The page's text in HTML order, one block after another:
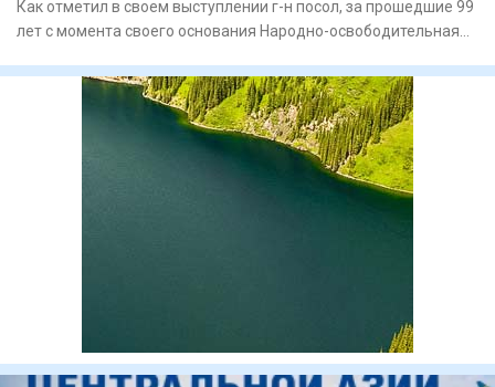
Как отметил в своем выступлении г-н посол, за прошедшие 99
лет с момента своего основания Народно-освободительная